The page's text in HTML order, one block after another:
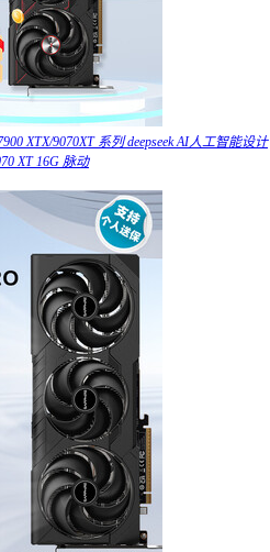
XTX/9070XT 系列 deepseek AI人工智能设计
XT 16G 脉动